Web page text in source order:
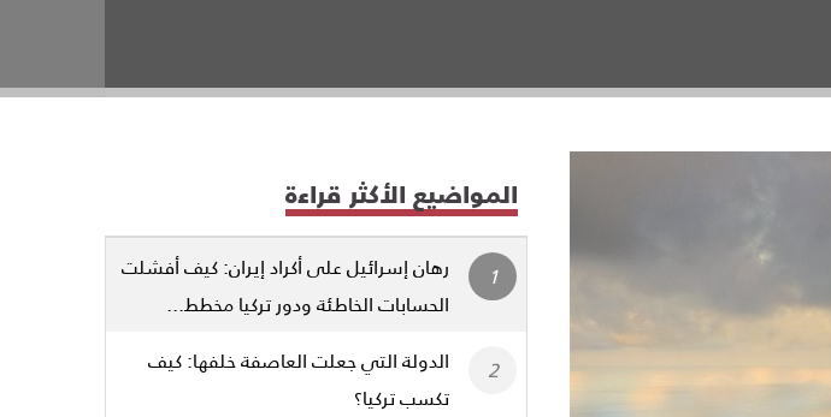
المواضيع الأكثر قراءة
رهان إسرائيل على أكراد إيران: كيف أفشلت
الحسابات الخاطئة ودور تركيا مخطط...
الدولة التي جعلت العاصفة خلفها: كيف
تكسب تركيا؟